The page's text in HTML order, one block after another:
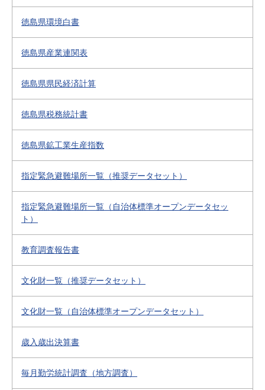
徳島県環境白書
徳島県産業連関表
徳島県県民経済計算
徳島県税務統計書
徳島県鉱工業生産指数
指定緊急避難場所一覧（推奨データセット）
指定緊急避難場所一覧（自治体標準オープンデータセッ
ト）
教育調査報告書
文化財一覧（推奨データセット）
文化財一覧（自治体標準オープンデータセット）
歳入歳出決算書
毎月勤労統計調査（地方調査）